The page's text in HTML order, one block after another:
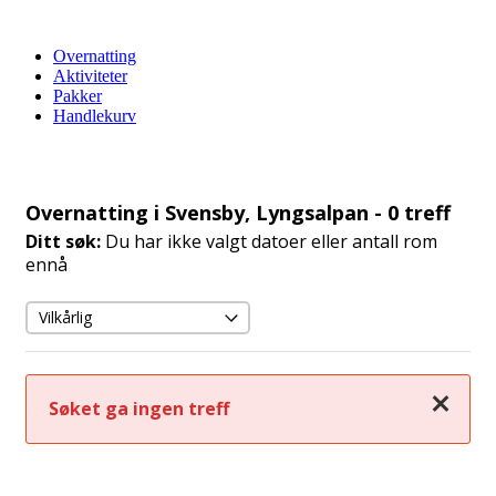
Overnatting
Aktiviteter
Pakker
Handlekurv
Overnatting i Svensby, Lyngsalpan - 0 treff
Ditt søk: Du har ikke valgt datoer eller antall rom
ennå
Lukk
Søket ga ingen treff